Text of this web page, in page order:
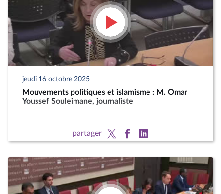
jeudi 16 octobre 2025
Mouvements politiques et islamisme : M. Omar
Youssef Souleimane, journaliste
partager